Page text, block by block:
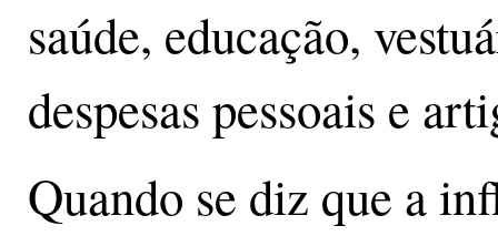
saúde, educação,
despesas pessoais e
Quando se diz que a